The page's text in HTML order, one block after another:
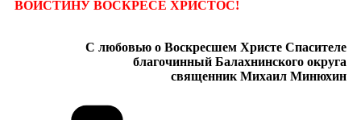
ВОИСТИНУ ВОСКРЕСЕ ХРИСТОС!
С любовью о Воскресшем Христе Спасителе
благочинный Балахнинского округа
священник Михаил Минюхин